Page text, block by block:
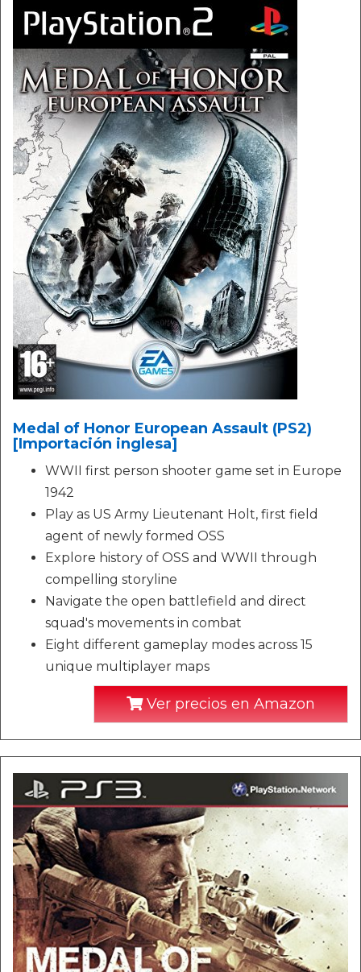
Medal of Honor European Assault (PS2)
[Importación inglesa]
WWII first person shooter game set in Europe
1942
Play as US Army Lieutenant Holt, first field
agent of newly formed OSS
Explore history of OSS and WWII through
compelling storyline
Navigate the open battlefield and direct
squad's movements in combat
Eight different gameplay modes across 15
unique multiplayer maps
Ver precios en Amazon